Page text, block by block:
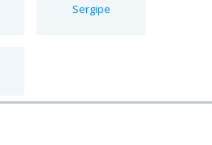
Sergipe